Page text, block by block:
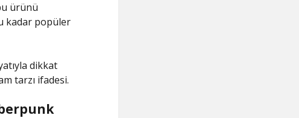
ürünü
kadar popüler
dikkat
tarzı ifadesi.